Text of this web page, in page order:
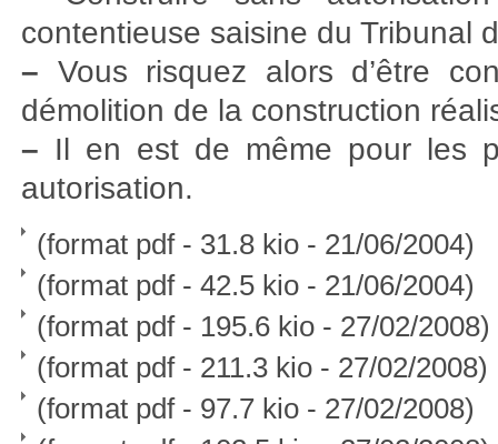
contentieuse saisine du Tribunal
– Vous risquez alors d’être
démolition de la construction
– Il en est de même pour les
autorisation.
(format pdf - 31.8 kio - 21/06/2004)
(format pdf - 42.5 kio - 21/06/2004)
(format pdf - 195.6 kio - 27/02/2008)
(format pdf - 211.3 kio - 27/02/2008)
(format pdf - 97.7 kio - 27/02/2008)